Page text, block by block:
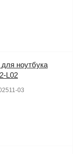
ноутбука
L02
03